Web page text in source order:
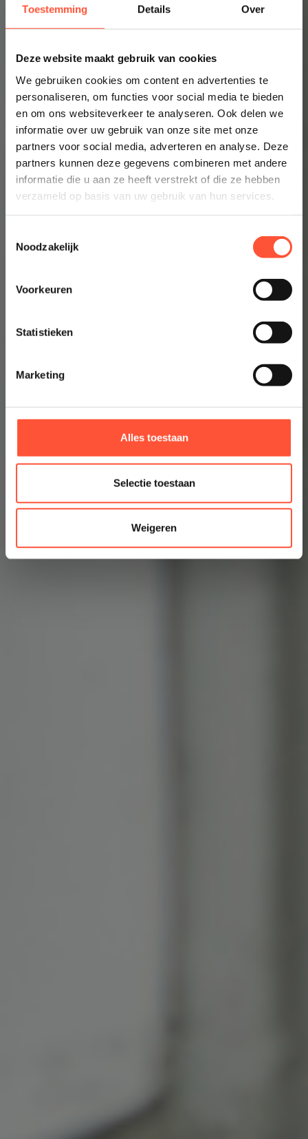
Toestemming Details Over
Deze website maakt gebruik van cookies
We gebruiken cookies om content en advertenties te
personaliseren, om functies voor social media te bieden
en om ons websiteverkeer te analyseren. Ook delen we
informatie over uw gebruik van onze site met onze
partners voor social media, adverteren en analyse. Deze
partners kunnen deze gegevens combineren met andere
informatie die u aan ze heeft verstrekt of die ze hebben
verzameld op basis van uw gebruik van hun services.
Noodzakelijk
Voorkeuren
Statistieken
Marketing
Alles toestaan
Selectie toestaan
Weigeren
komt in contact met een lokale vakschilder.
Altijd een schilder bij jou in de buurt
Prijsindicatie starten
👉 Inzicht in enkele minuten